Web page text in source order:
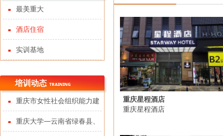
最美重大
酒店住宿
实训基地
培训动态 training
重庆市女性社会组织能力建
设提升专题培训班成功举办
重庆大学—云南省绿春县、
重庆星程酒店
重庆星程酒店